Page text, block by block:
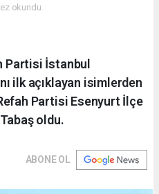
okundu.
Partisi İstanbul
ilk açıklayan isimlerden
Partisi Esenyurt İlçe
Tabaş oldu.
ABONE OL